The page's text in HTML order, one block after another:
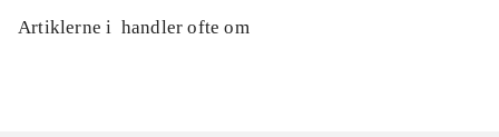
Artiklerne i handler ofte om